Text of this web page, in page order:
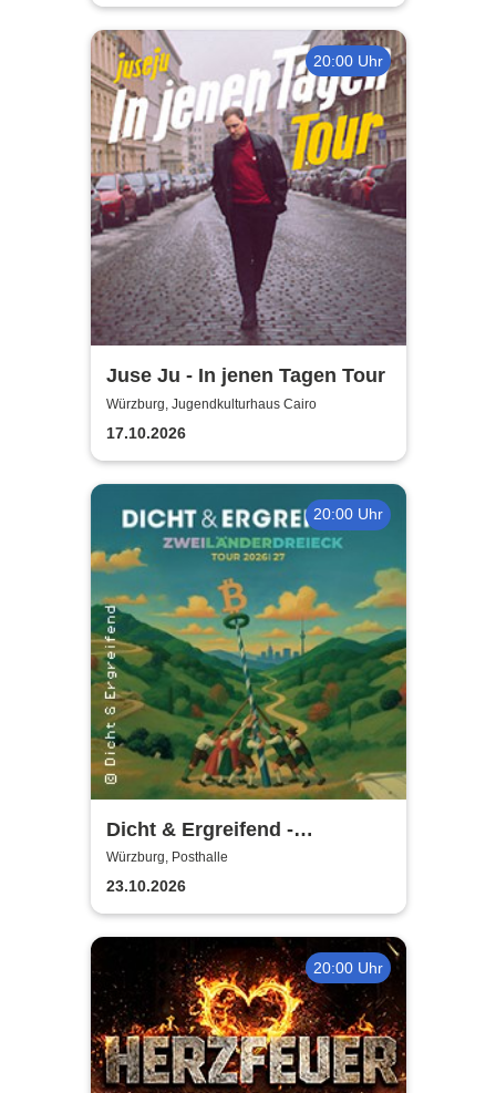
20:00 Uhr
Juse Ju - In jenen Tagen Tour
Würzburg, Jugendkulturhaus Cairo
17.10.2026
20:00 Uhr
Dicht & Ergreifend -
Zweiländerdreieck - Tour
2026/2027
Würzburg, Posthalle
23.10.2026
20:00 Uhr